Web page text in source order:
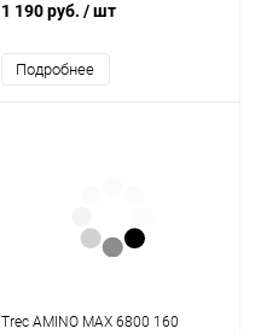
1 190 руб. / шт
Подробнее
Trec AMINO MAX 6800 160